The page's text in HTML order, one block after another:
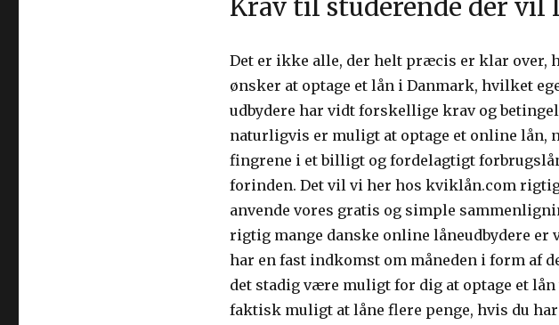
Krav til studerende der vil
Det er ikke alle, der helt præcis er klar over,
ønsker at optage et lån i Danmark, hvilket
udbydere har vidt forskellige krav og
naturligvis er muligt at optage et online lån,
fingrene i et billigt og fordelagtigt
forinden. Det vil vi her hos kviklån.com
anvende vores gratis og simple
rigtig mange danske online låneudbydere er
har en fast indkomst om måneden i form af
det stadig være muligt for dig at optage et
faktisk muligt at låne flere penge, hvis du